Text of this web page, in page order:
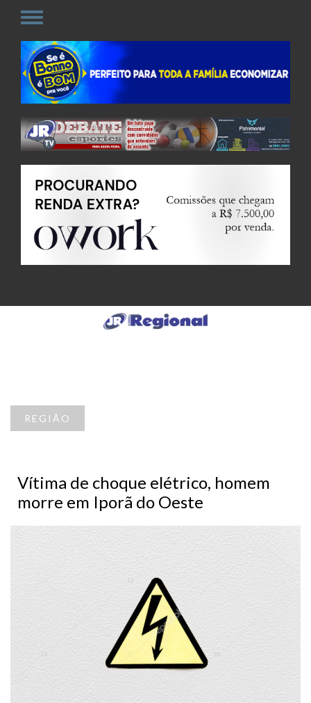
REGIÃO
Vítima de choque elétrico, homem
morre em Iporã do Oeste